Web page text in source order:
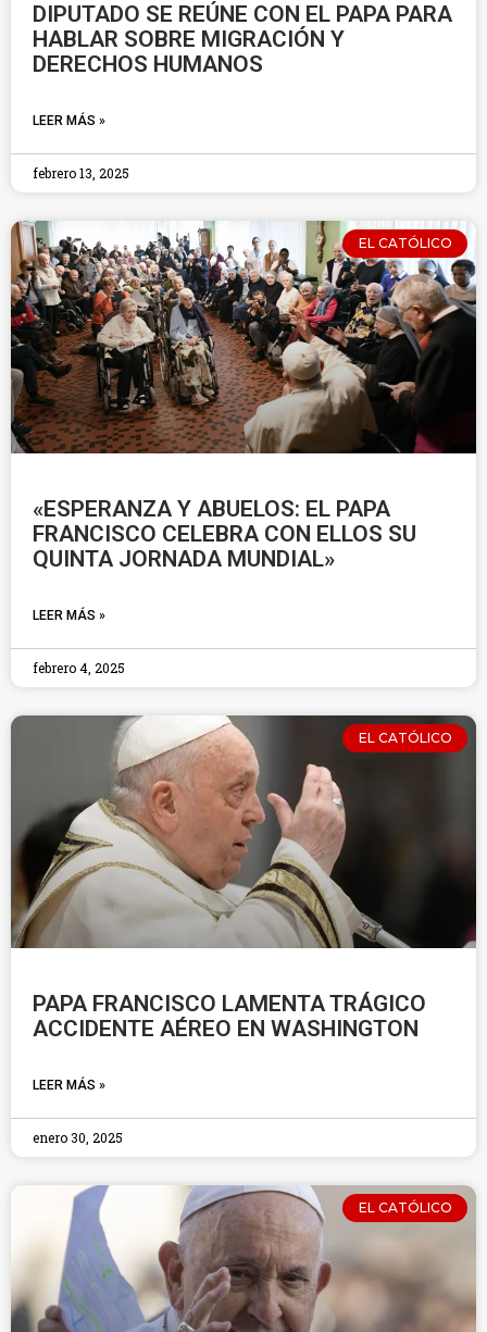
DIPUTADO SE REÚNE CON EL PAPA PARA
HABLAR SOBRE MIGRACIÓN Y
DERECHOS HUMANOS
LEER MÁS »
febrero 13, 2025
EL CATÓLICO
«ESPERANZA Y ABUELOS: EL PAPA
FRANCISCO CELEBRA CON ELLOS SU
QUINTA JORNADA MUNDIAL»
LEER MÁS »
febrero 4, 2025
EL CATÓLICO
PAPA FRANCISCO LAMENTA TRÁGICO
ACCIDENTE AÉREO EN WASHINGTON
LEER MÁS »
enero 30, 2025
EL CATÓLICO